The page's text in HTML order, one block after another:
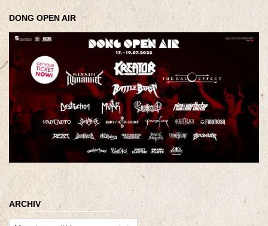
DONG OPEN AIR
ARCHIV
Archiv